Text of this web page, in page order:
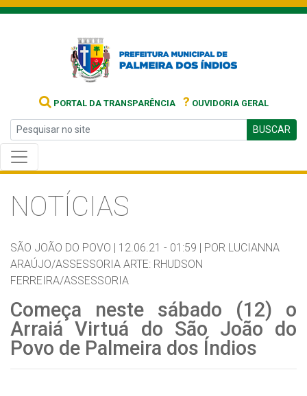
PORTAL DA TRANSPARÊNCIA ? OUVIDORIA GERAL
BUSCAR
NOTÍCIAS
SÃO JOÃO DO POVO | 12.06.21 - 01:59 | POR LUCIANNA
ARAÚJO/ASSESSORIA ARTE: RHUDSON
FERREIRA/ASSESSORIA
Começa neste sábado (12) o
Arraiá Virtuá do São João do
Povo de Palmeira dos Índios